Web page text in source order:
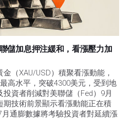
儲加息押注緩和，看漲壓力加
（XAU/USD）積聚看漲動能，
高水平，突破4300美元，受到地
資者削減對美聯儲（Fed）9月
期技術前景顯示看漲動能正在積
通膨數據將考驗投資者對延續漲